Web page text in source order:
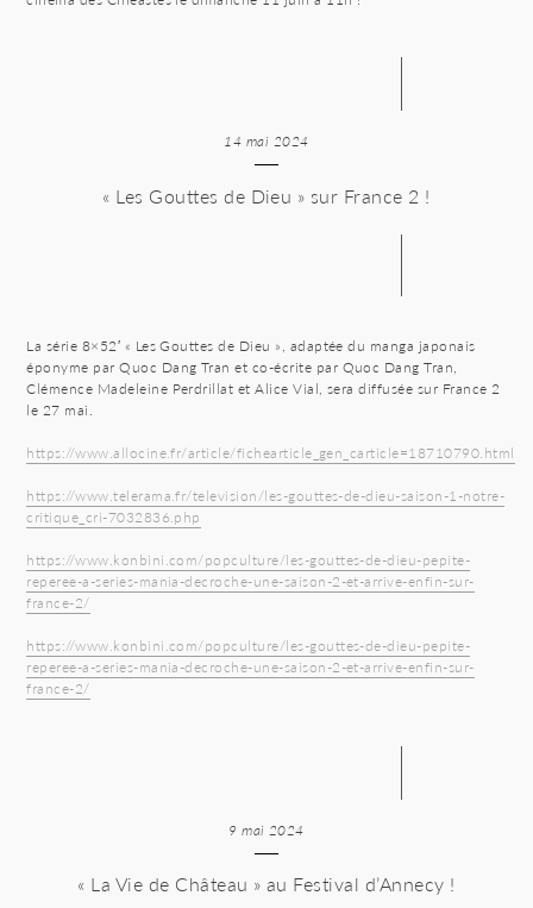
14 mai 2024
« Les Gouttes de Dieu » sur France 2 !
La série 8×52′ « Les Gouttes de Dieu », adaptée du manga japonais
éponyme par Quoc Dang Tran et co-écrite par Quoc Dang Tran,
Clémence Madeleine Perdrillat et Alice Vial, sera diffusée sur France 2
le 27 mai.
https://www.allocine.fr/article/fichearticle_gen_carticle=18710790.html
https://www.telerama.fr/television/les-gouttes-de-dieu-saison-1-notre-
critique_cri-7032836.php
https://www.konbini.com/popculture/les-gouttes-de-dieu-pepite-
reperee-a-series-mania-decroche-une-saison-2-et-arrive-enfin-sur-
france-2/
https://www.konbini.com/popculture/les-gouttes-de-dieu-pepite-
reperee-a-series-mania-decroche-une-saison-2-et-arrive-enfin-sur-
france-2/
9 mai 2024
« La Vie de Château » au Festival d’Annecy !